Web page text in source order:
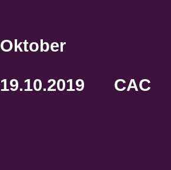
Oktober
19.10.2019 CAC